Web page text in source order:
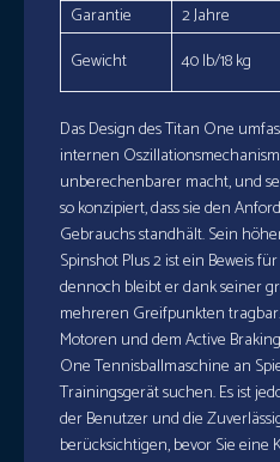
Garantie
2 Jahre
Gewicht
40 lb/18 kg
Das Design des Titan One
internen
unberechenbarer macht, und
so konzipiert, dass sie den
Gebrauchs standhält. Sein
Spinshot Plus 2 ist ein Beweis
dennoch bleibt er dank seiner
mehreren Greifpunkten
Motoren und dem Active
One Tennisballmaschine an
Trainingsgerät suchen. Es ist
der Benutzer und die
berücksichtigen, bevor Sie